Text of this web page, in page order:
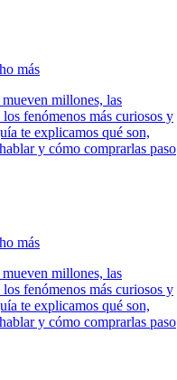
más
millones, las
fenómenos más curiosos y
te explicamos qué son,
y cómo comprarlas paso
más
millones, las
fenómenos más curiosos y
te explicamos qué son,
y cómo comprarlas paso